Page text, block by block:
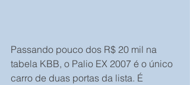
Passando pouco dos R$ 20 mil na
tabela KBB, o Palio EX 2007 é o único
carro de duas portas da lista. É